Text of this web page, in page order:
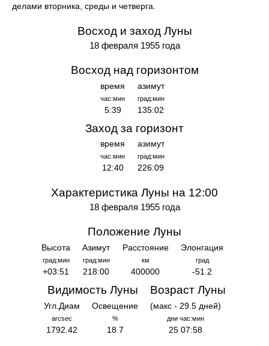
делами вторника, среды и четверга.
Восход и заход Луны
18 февраля 1955 года
Восход над горизонтом
время
час:мин
5:39
азимут
град:мин
135:02
Заход за горизонт
время
час:мин
12:40
азимут
град:мин
226:09
Характеристика Луны на 12:00
18 февраля 1955 года
Положение Луны
Высота
град:мин
+03:51
Азимут
град:мин
218:00
Расстояние
км
400000
Элонгация
град
-51.2
Видимость Луны
Угл.Диам
arcsec
1792.42
Освещение
%
18.7
Возраст Луны
(макс - 29.5 дней)
дни час:мин
25 07:58